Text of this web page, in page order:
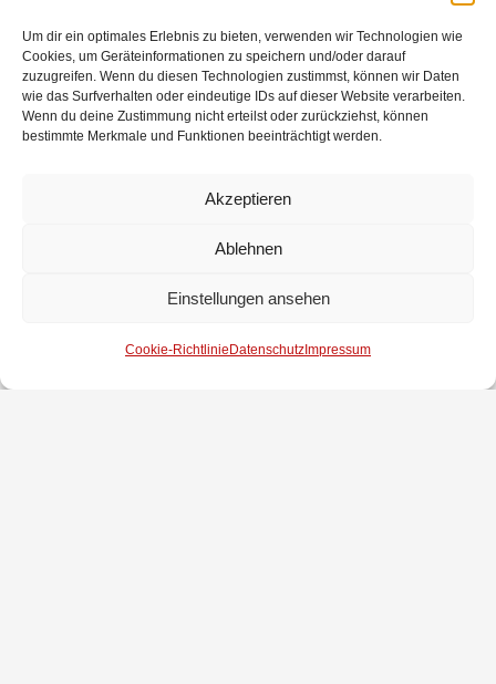
Um dir ein optimales Erlebnis zu bieten, verwenden wir Technologien wie
Cookies, um Geräteinformationen zu speichern und/oder darauf
zuzugreifen. Wenn du diesen Technologien zustimmst, können wir Daten
wie das Surfverhalten oder eindeutige IDs auf dieser Website verarbeiten.
Wenn du deine Zustimmung nicht erteilst oder zurückziehst, können
bestimmte Merkmale und Funktionen beeinträchtigt werden.
Akzeptieren
Ablehnen
Einstellungen ansehen
Cookie-Richtlinie Datenschutz Impressum